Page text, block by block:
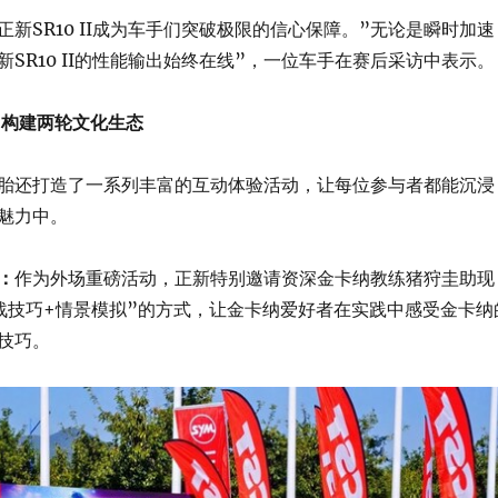
新SR10 II成为车手们突破极限的信心保障。”无论是瞬时加速
SR10 II的性能输出始终在线”，一位车手在赛后采访中表示。
建两轮文化生态
还打造了一系列丰富的互动体验活动，让每位参与者都能沉浸
力中。
作为外场重磅活动，正新特别邀请资深金卡纳教练猪狩圭助现
技巧+情景模拟”的方式，让金卡纳爱好者在实践中感受金卡纳
巧。